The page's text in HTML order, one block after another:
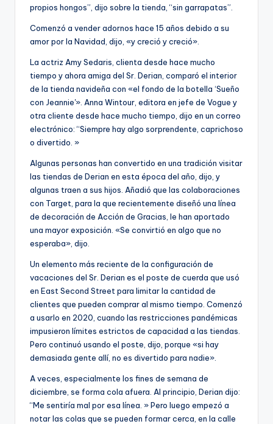
propios hongos”, dijo sobre la tienda, “sin garrapatas”.
Comenzó a vender adornos hace 15 años debido a su
amor por la Navidad, dijo, «y creció y creció».
La actriz Amy Sedaris, clienta desde hace mucho
tiempo y ahora amiga del Sr. Derian, comparó el interior
de la tienda navideña con «el fondo de la botella ‘Sueño
con Jeannie'». Anna Wintour, editora en jefe de Vogue y
otra cliente desde hace mucho tiempo, dijo en un correo
electrónico: “Siempre hay algo sorprendente, caprichoso
o divertido. »
Algunas personas han convertido en una tradición visitar
las tiendas de Derian en esta época del año, dijo, y
algunas traen a sus hijos. Añadió que las colaboraciones
con Target, para la que recientemente diseñó una línea
de decoración de Acción de Gracias, le han aportado
una mayor exposición. «Se convirtió en algo que no
esperaba», dijo.
Un elemento más reciente de la configuración de
vacaciones del Sr. Derian es el poste de cuerda que usó
en East Second Street para limitar la cantidad de
clientes que pueden comprar al mismo tiempo. Comenzó
a usarlo en 2020, cuando las restricciones pandémicas
impusieron límites estrictos de capacidad a las tiendas.
Pero continuó usando el poste, dijo, porque «si hay
demasiada gente allí, no es divertido para nadie».
A veces, especialmente los fines de semana de
diciembre, se forma cola afuera. Al principio, Derian dijo:
“Me sentiría mal por esa línea. » Pero luego empezó a
notar las colas que se pueden formar cerca, en la calle